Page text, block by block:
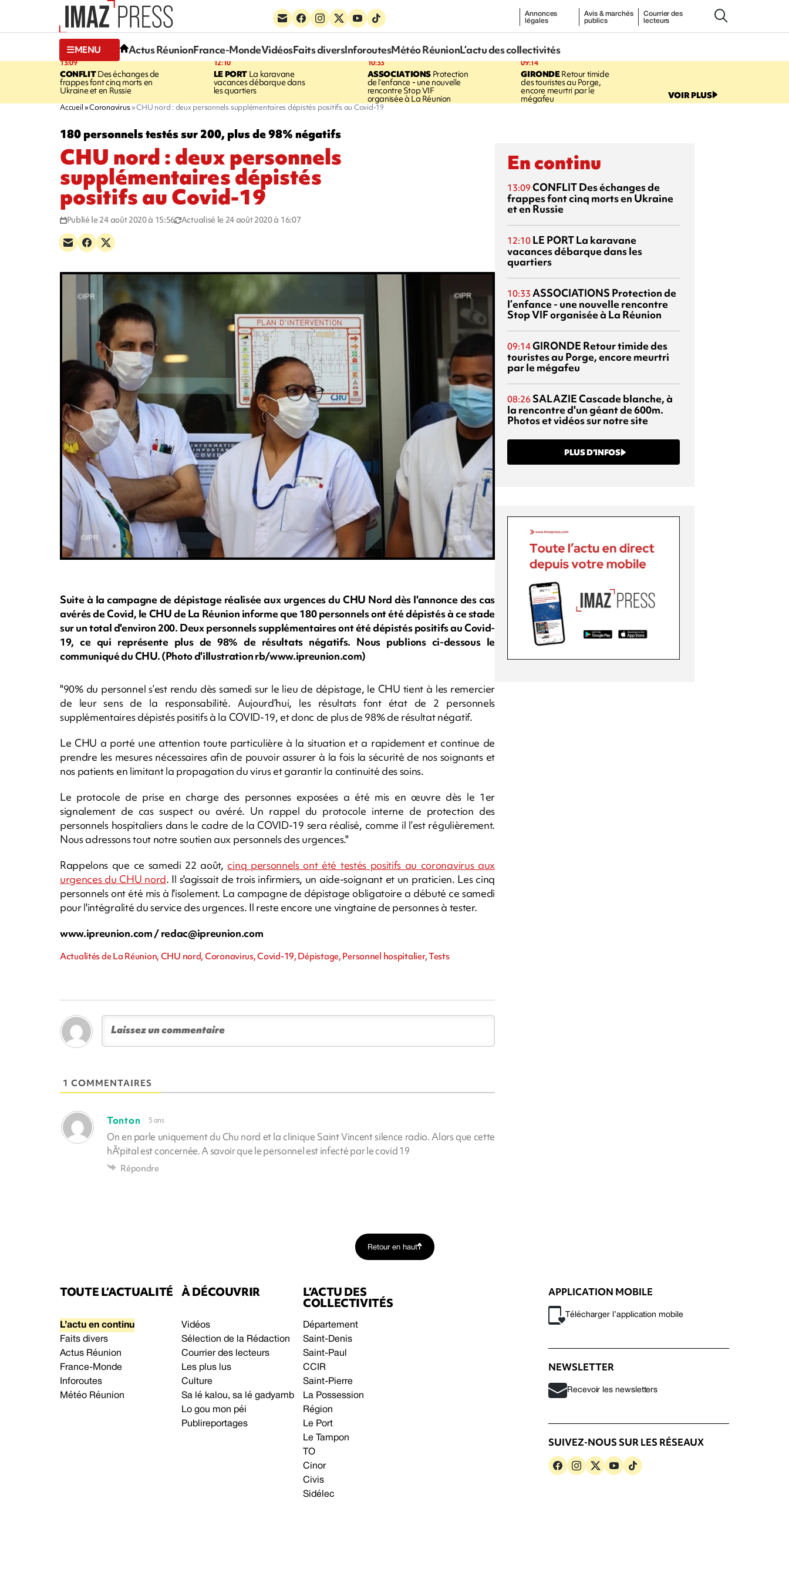
Annonces
légales
Avis & marchés
publics
Courrier des
lecteurs
MENU Actus RéunionFrance-MondeVidéosFaits diversInforoutesMétéo RéunionL’actu des collectivités
13:09
CONFLITDes échanges de
frappes font cinq morts en
Ukraine et en Russie
12:10
LE PORT La karavane
vacances débarque dans
les quartiers
10:33
ASSOCIATIONSProtection
de l’enfance - une nouvelle
rencontre Stop VIF
organisée à La Réunion
09:14
GIRONDERetour timide
des touristes au Porge,
encore meurtri par le
mégafeu VOIR PLUS
Accueil Coronavirus CHU nord : deux personnels supplémentaires dépistés positifs au Covid-19
180 personnels testés sur 200, plus de 98% négatifs
CHU nord : deux personnels
supplémentaires dépistés
positifs au Covid-19
Publié le 24 août 2020 à 15:56 Actualisé le 24 août 2020 à 16:07
Suite à la campagne de dépistage réalisée aux urgences du CHU Nord dès l'annonce des cas
avérés de Covid, le CHU de La Réunion informe que 180 personnels ont été dépistés à ce stade
sur un total d'environ 200. Deux personnels supplémentaires ont été dépistés positifs au Covid-
19, ce qui représente plus de 98% de résultats négatifs. Nous publions ci-dessous le
communiqué du CHU. (Photo d'illustration rb/www.ipreunion.com)
"90% du personnel s’est rendu dès samedi sur le lieu de dépistage, le CHU tient à les remercier
de leur sens de la responsabilité. Aujourd’hui, les résultats font état de 2 personnels
supplémentaires dépistés positifs à la COVID-19, et donc de plus de 98% de résultat négatif.
Le CHU a porté une attention toute particulière à la situation et a rapidement et continue de
prendre les mesures nécessaires afin de pouvoir assurer à la fois la sécurité de nos soignants et
nos patients en limitant la propagation du virus et garantir la continuité des soins.
Le protocole de prise en charge des personnes exposées a été mis en œuvre dès le 1er
signalement de cas suspect ou avéré. Un rappel du protocole interne de protection des
personnels hospitaliers dans le cadre de la COVID-19 sera réalisé, comme il l’est régulièrement.
Nous adressons tout notre soutien aux personnels des urgences."
Rappelons que ce samedi 22 août, cinq personnels ont été testés positifs au coronavirus aux
urgences du CHU nord. Il s'agissait de trois infirmiers, un aide-soignant et un praticien. Les cinq
personnels ont été mis à l'isolement. La campagne de dépistage obligatoire a débuté ce samedi
pour l'intégralité du service des urgences. Il reste encore une vingtaine de personnes à tester.
www.ipreunion.com /redac@ipreunion.com
Actualités de La Réunion, CHU nord, Coronavirus, Covid-19, Dépistage, Personnel hospitalier, Tests
1 COMMENTAIRES
Tonton 5 ans
On en parle uniquement du Chu nord et la clinique Saint Vincent silence radio. Alors que cette
hÃ'pital est concernée. A savoir que le personnel est infecté par le covid 19
Répondre
En continu
13:09 CONFLITDes échanges de
frappes font cinq morts en Ukraine
et en Russie
12:10 LE PORTLa karavane
vacances débarque dans les
quartiers
10:33 ASSOCIATIONS Protection de
l’enfance - une nouvelle rencontre
Stop VIF organisée à La Réunion
09:14GIRONDE Retour timide des
touristes au Porge, encore meurtri
par le mégafeu
08:26 SALAZIECascade blanche, à
la rencontre d'un géant de 600m.
Photos et vidéos sur notre site
PLUS D’INFOS
Retour en haut
TOUTE L’ACTUALITÉ
L’actu en continu
Faits divers
Actus Réunion
France-Monde
Inforoutes
Météo Réunion
À DÉCOUVRIR
Vidéos
Sélection de la Rédaction
Courrier des lecteurs
Les plus lus
Culture
Sa lé kalou, sa lé gadyamb
Lo gou mon péi
Publireportages
L’ACTU DES
COLLECTIVITÉS
Département
Saint-Denis
Saint-Paul
CCIR
Saint-Pierre
La Possession
Région
Le Port
Le Tampon
TO
Cinor
Civis
Sidélec
APPLICATION MOBILE
Télécharger l’application mobile
NEWSLETTER
Recevoir les newsletters
SUIVEZ-NOUS SUR LES RÉSEAUX